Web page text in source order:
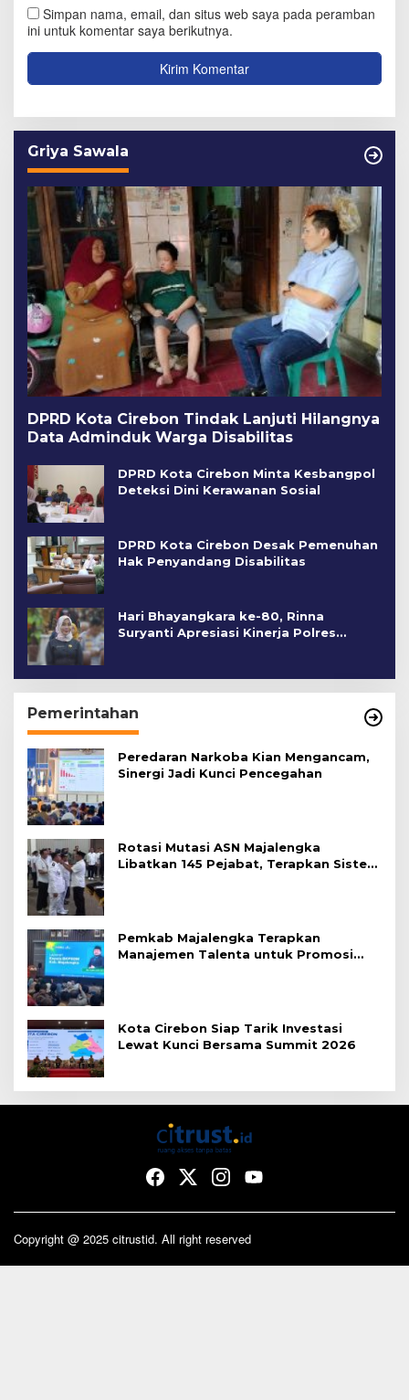
Simpan nama, email, dan situs web saya pada peramban
ini untuk komentar saya berikutnya.
Griya Sawala
DPRD Kota Cirebon Tindak Lanjuti Hilangnya
Data Adminduk Warga Disabilitas
DPRD Kota Cirebon Minta Kesbangpol
Deteksi Dini Kerawanan Sosial
DPRD Kota Cirebon Desak Pemenuhan
Hak Penyandang Disabilitas
Hari Bhayangkara ke-80, Rinna
Suryanti Apresiasi Kinerja Polres
Pemerintahan
Peredaran Narkoba Kian Mengancam,
Sinergi Jadi Kunci Pencegahan
Rotasi Mutasi ASN Majalengka
Libatkan 145 Pejabat, Terapkan Sistem
Pemkab Majalengka Terapkan
Manajemen Talenta untuk Promosi
Kota Cirebon Siap Tarik Investasi
Lewat Kunci Bersama Summit 2026
Copyright @ 2025 citrustid. All right reserved